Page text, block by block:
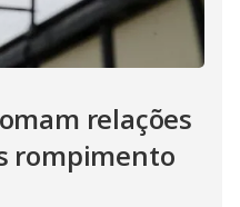
relações
rompimento